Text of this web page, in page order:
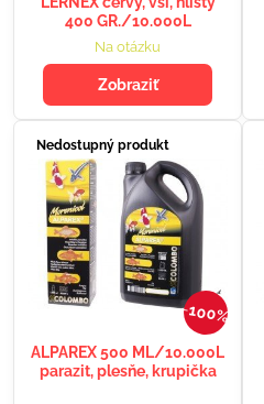
400 GR./10.000L
Na otázku
Zobraziť
100%
Nedostupný produkt
ALPAREX 500 ML/10.000L
parazit, plesňe, krupička